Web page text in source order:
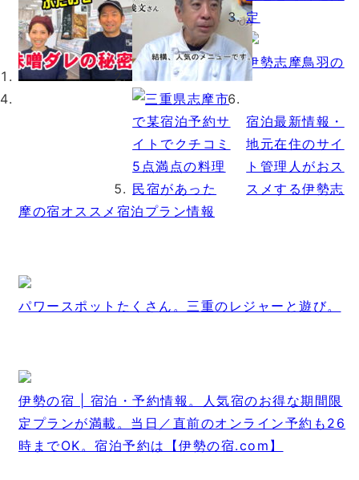
伊勢志摩鳥羽の
宿泊最新情報・
地元在住のサイ
ト管理人がおス
スメする伊勢志
摩の宿オススメ宿泊プラン情報
パワースポットたくさん。三重のレジャーと遊び。
伊勢の宿 | 宿泊・予約情報。人気宿のお得な期間限
定プランが満載。当日／直前のオンライン予約も26
時までOK。宿泊予約は【伊勢の宿.com】